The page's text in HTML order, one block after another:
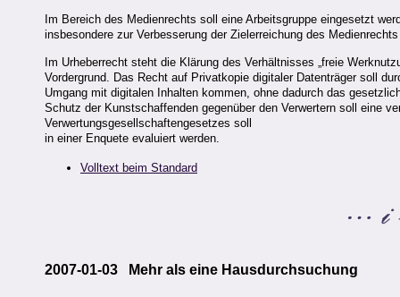
Im Bereich des Medienrechts soll eine Arbeitsgruppe eingesetzt
insbesondere zur Verbesserung der Zielerreichung des
Im Urheberrecht steht die Klärung des Verhältnisses „freie
Vordergrund. Das Recht auf Privatkopie digitaler Datenträger soll
Umgang mit digitalen Inhalten kommen, ohne dadurch das
Schutz der Kunstschaffenden gegenüber den Verwertern soll eine
Verwertungsgesellschaftengesetzes soll
in einer Enquete evaluiert werden.
Volltext beim Standard
2007-01-03 Mehr als eine Hausdurchsuchung